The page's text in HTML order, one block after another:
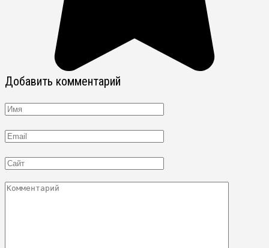
Добавить комментарий
Имя
Email
Сайт
Комментарий